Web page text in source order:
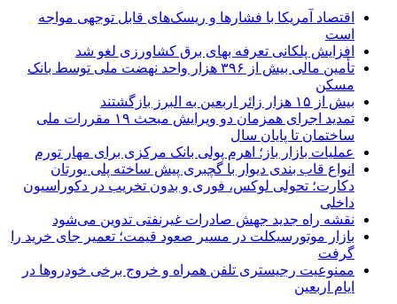
اقتصاد آمریکا با فشارها و ریسک‌های قابل توجهی مواجه
است
افزایش پلکانی تعرفه بهای برق کشاورزی لغو شد
تأمین مالی بیش از ۳۹۶ هزار واحد نهضت ملی توسط بانک
مسکن
بیش از ۱۵ هزار زائر اربعین به البرز بازگشتند
تمدید اجرای همزمان دو ویرایش مبحث ۱۹ مقررات ملی
ساختمان تا پایان سال
عملیات بازار باز؛ اهرم پولی بانک مرکزی برای مهار تورم
انواع قاب بندی دیوار با گچبری پیش ساخته پلی یورتان
دکارت؛ تحولی لوکس، فوری و بدون تخریب در دکوراسیون
داخلی
نقشه راه جدید جهش صادرات غیرنفتی تدوین می‌شود
بازار موتورسیکلت در مسیر صعود قیمت؛ تعمیر جای خرید را
گرفت
ممنوعیت رجیستری تلفن همراه و خروج برخی خودروها در
ایام اربعین